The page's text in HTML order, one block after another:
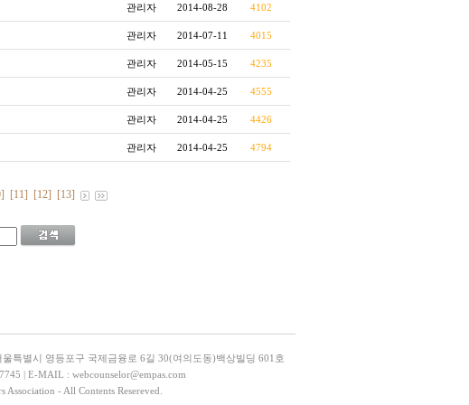
관리자 2014-08-28 4102
관리자 2014-07-11 4015
관리자 2014-05-15 4235
관리자 2014-04-25 4555
관리자 2014-04-25 4426
관리자 2014-04-25 4794
[11] [12] [13]
특별시 영등포구 국제금융로 6길 30(여의도동)백상빌딩 601호
| E-MAIL : webcounselor@empas.com
- All Contents Resereved.